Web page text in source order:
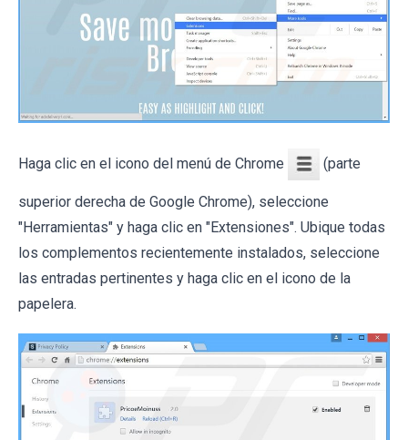
Haga clic en el icono del menú de Chrome (parte
superior derecha de Google Chrome), seleccione
"Herramientas" y haga clic en "Extensiones". Ubique todas
los complementos recientemente instalados, seleccione
las entradas pertinentes y haga clic en el icono de la
papelera.